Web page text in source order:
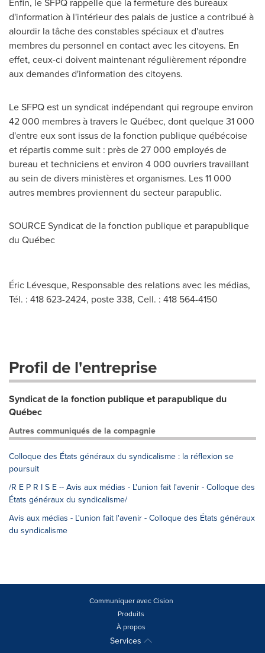
d'information à l'intérieur des palais de justice a contribué à
alourdir la tâche des constables spéciaux et d'autres
membres du personnel en contact avec les citoyens. En
effet, ceux-ci doivent maintenant régulièrement répondre
aux demandes d'information des citoyens.
Le SFPQ est un syndicat indépendant qui regroupe environ
42 000 membres à travers le Québec, dont quelque 31 000
d'entre eux sont issus de la fonction publique québécoise
et répartis comme suit : près de 27 000 employés de
bureau et techniciens et environ 4 000 ouvriers travaillant
au sein de divers ministères et organismes. Les 11 000
autres membres proviennent du secteur parapublic.
SOURCE Syndicat de la fonction publique et parapublique
du Québec
Éric Lévesque, Responsable des relations avec les médias,
Tél. : 418 623-2424, poste 338, Cell. : 418 564-4150
Profil de l'entreprise
Syndicat de la fonction publique et parapublique du
Québec
Autres communiqués de la compagnie
Colloque des États généraux du syndicalisme : la réflexion se
poursuit
/R E P R I S E -- Avis aux médias - L'union fait l'avenir - Colloque des
États généraux du syndicalisme/
Avis aux médias - L'union fait l'avenir - Colloque des États généraux
du syndicalisme
Communiquer avec Cision
Produits
À propos
Services